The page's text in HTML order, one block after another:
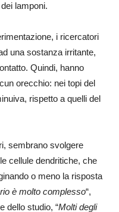
lamponi.
i ricercatori
una sostanza irritante,
Quindi, hanno
orecchio: nei topi del
rispetto a quelli del
sembrano svolgere
cellule dendritiche, che
o meno la risposta
è molto complesso“,
dello studio, “Molti degli